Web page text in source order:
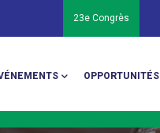
23e Congrès
OPPORTUNITÉS